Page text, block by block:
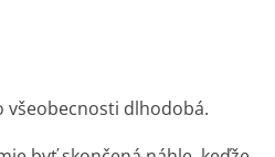
všeobecnosti dlhodobá.